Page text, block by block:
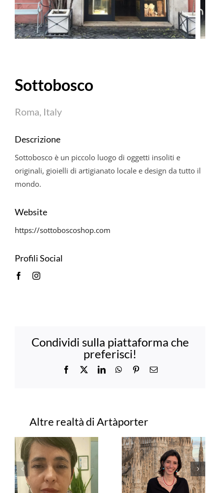
Sottobosco
Roma, Italy
Descrizione
Sottobosco è un piccolo luogo di oggetti insoliti e
originali, gioielli di artigianato locale e design da tutto il
mondo.
Website
https://sottoboscoshop.com
Profili Social
Condividi sulla piattaforma che
preferisci!
Facebook LinkedInWhatsApp
PinterestEmail
Progetti correlati